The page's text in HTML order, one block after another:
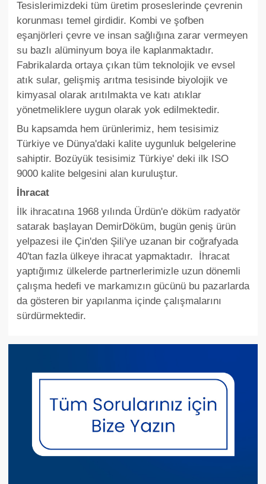
Tesislerimizdeki tüm üretim proseslerinde çevrenin
korunması temel girdidir. Kombi ve şofben
eşanjörleri çevre ve insan sağlığına zarar vermeyen
su bazlı alüminyum boya ile kaplanmaktadır.
Fabrikalarda ortaya çıkan tüm teknolojik ve evsel
atık sular, gelişmiş arıtma tesisinde biyolojik ve
kimyasal olarak arıtılmakta ve katı atıklar
yönetmeliklere uygun olarak yok edilmektedir.
Bu kapsamda hem ürünlerimiz, hem tesisimiz
Türkiye ve Dünya'daki kalite uygunluk belgelerine
sahiptir. Bozüyük tesisimiz Türkiye' deki ilk ISO
9000 kalite belgesini alan kuruluştur.
İhracat
İlk ihracatına 1968 yılında Ürdün'e döküm radyatör
satarak başlayan DemirDöküm, bugün geniş ürün
yelpazesi ile Çin'den Şili'ye uzanan bir coğrafyada
40'tan fazla ülkeye ihracat yapmaktadır. İhracat
yaptığımız ülkelerde partnerlerimizle uzun dönemli
çalışma hedefi ve markamızın gücünü bu pazarlarda
da gösteren bir yapılanma içinde çalışmalarını
sürdürmektedir.